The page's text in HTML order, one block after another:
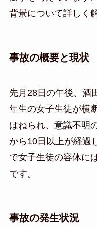
背景について詳しく
事故の概要と現状
先月28日の午後、酒
年生の女子生徒が横
はねられ、意識不明
から10日以上が経過
で女子生徒の容体に
です。
事故の発生状況